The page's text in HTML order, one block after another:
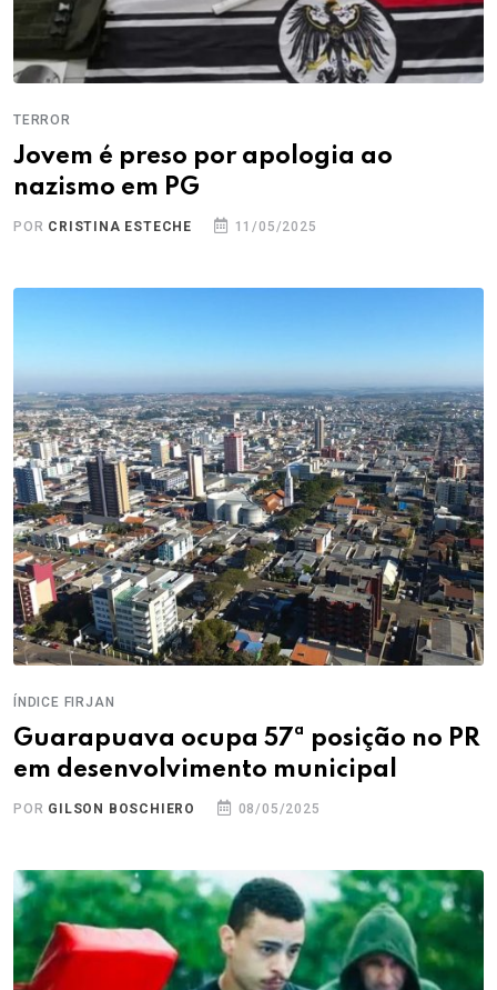
TERROR
Jovem é preso por apologia ao
nazismo em PG
POR CRISTINA ESTECHE 11/05/2025
ÍNDICE FIRJAN
Guarapuava ocupa 57ª posição no PR
em desenvolvimento municipal
POR GILSON BOSCHIERO 08/05/2025